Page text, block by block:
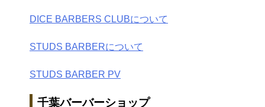
DICE BARBERS CLUBについて
STUDS BARBERについて
STUDS BARBER PV
千葉バーバーショップ